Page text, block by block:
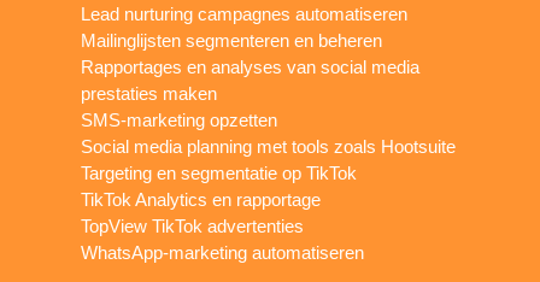
Lead nurturing campagnes automatiseren
Mailinglijsten segmenteren en beheren
Rapportages en analyses van social media
prestaties maken
SMS-marketing opzetten
Social media planning met tools zoals Hootsuite
Targeting en segmentatie op TikTok
TikTok Analytics en rapportage
TopView TikTok advertenties
WhatsApp-marketing automatiseren